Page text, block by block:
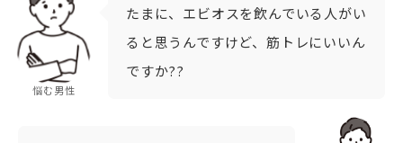
悩む男性
たまに、エビオスを飲んでいる人がい
ると思うんですけど、筋トレにいいん
ですか??